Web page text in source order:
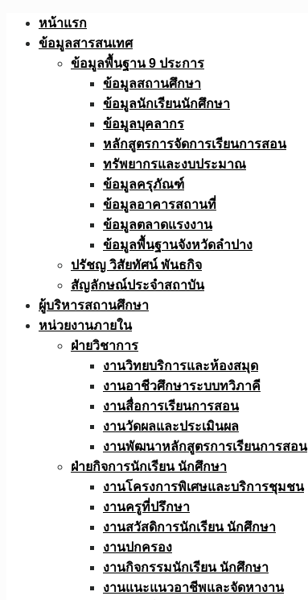
Skip
หน้าแรก
ข้อมูลสารสนเทศ
ข้อมูลพื้นฐาน 9 ประการ
ข้อมูลสถานศึกษา
ข้อมูลนักเรียนนักศึกษา
ข้อมูลบุคลากร
หลักสูตรการจัดการเรียนการสอน
ทรัพยากรและงบประมาณ
ข้อมูลครุภัณฑ์
ข้อมูลอาคารสถานที่
ข้อมูลตลาดแรงงาน
ข้อมูลพื้นฐานจังหวัดลำปาง
ปรัชญ วิสัยทัศน์ พันธกิจ
สัญลักษณ์ประจำสถาบัน
ผู้บริหารสถานศึกษา
หน่วยงานภายใน
ฝ่ายวิชาการ
งานวิทยบริการและห้องสมุด
งานอาชีวศึกษาระบบทวิภาคี
งานสื่อการเรียนการสอน
งานวัดผลและประเมินผล
งานพัฒนาหลักสูตรการเรียนการสอน
ฝ่ายกิจการนักเรียน นักศึกษา
งานโครงการพิเศษและบริการชุมชน
งานครูที่ปรึกษา
งานสวัสดิการนักเรียน นักศึกษา
งานปกครอง
งานกิจกรรมนักเรียน นักศึกษา
งานแนะแนวอาชีพและจัดหางาน